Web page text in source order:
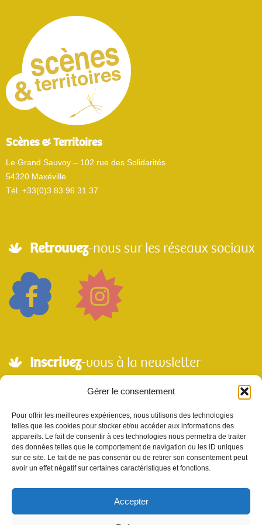
Gérer le consentement
Pour offrir les meilleures expériences, nous utilisons des technologies
telles que les cookies pour stocker et/ou accéder aux informations des
appareils. Le fait de consentir à ces technologies nous permettra de traiter
des données telles que le comportement de navigation ou les ID uniques
sur ce site. Le fait de ne pas consentir ou de retirer son consentement peut
avoir un effet négatif sur certaines caractéristiques et fonctions.
Accepter
Scènes & Territoires
Le Grand Sauvoy – 102 rue des Solidarités
54320 Maxéville
Tél. +33(0)3 83 96 31 37
Retrouvez-nous sur les réseaux sociaux
Inscrivez-vous à la newsletter
Nom
Votre e-mail sera utilisé uniquement pour nous permettre de vous envoyer notre
désinscrire en utilisant le lien se désabonner de la newsletter.